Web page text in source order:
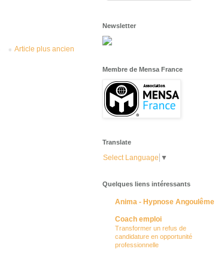
Article plus ancien
Newsletter
Membre de Mensa France
Translate
Select Language ▼
Quelques liens intéressants
Anima - Hypnose Angoulême
Coach emploi
Transformer un refus de
candidature en opportunité
professionnelle